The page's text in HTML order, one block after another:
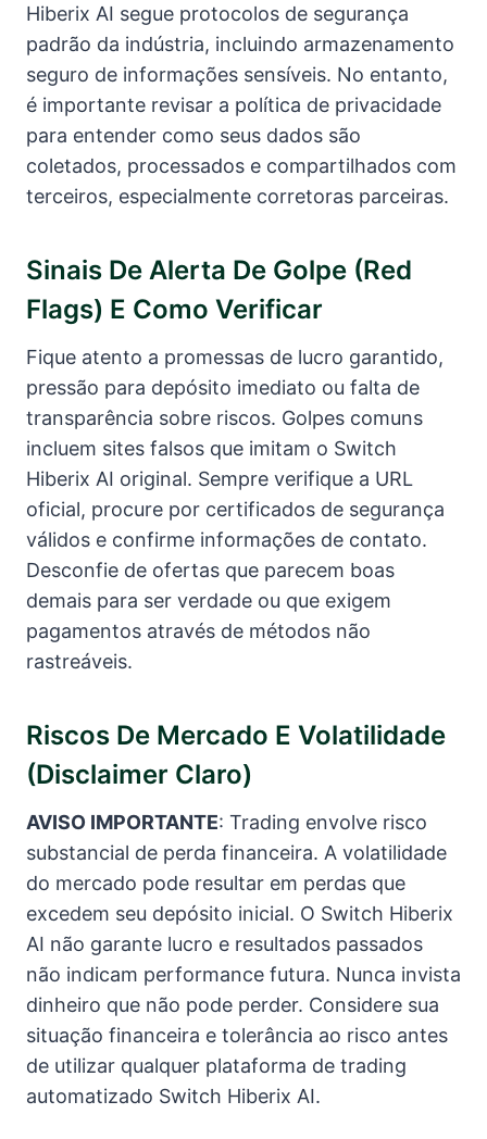
Hiberix AI segue protocolos de segurança
padrão da indústria, incluindo armazenamento
seguro de informações sensíveis. No entanto,
é importante revisar a política de privacidade
para entender como seus dados são
coletados, processados e compartilhados com
terceiros, especialmente corretoras parceiras.
Sinais De Alerta De Golpe (red
Flags) E Como Verificar
Fique atento a promessas de lucro garantido,
pressão para depósito imediato ou falta de
transparência sobre riscos. Golpes comuns
incluem sites falsos que imitam o Switch
Hiberix AI original. Sempre verifique a URL
oficial, procure por certificados de segurança
válidos e confirme informações de contato.
Desconfie de ofertas que parecem boas
demais para ser verdade ou que exigem
pagamentos através de métodos não
rastreáveis.
Riscos De Mercado E Volatilidade
(disclaimer Claro)
AVISO IMPORTANTE: Trading envolve risco
substancial de perda financeira. A volatilidade
do mercado pode resultar em perdas que
excedem seu depósito inicial. O Switch Hiberix
AI não garante lucro e resultados passados
não indicam performance futura. Nunca invista
dinheiro que não pode perder. Considere sua
situação financeira e tolerância ao risco antes
de utilizar qualquer plataforma de trading
automatizado Switch Hiberix AI.